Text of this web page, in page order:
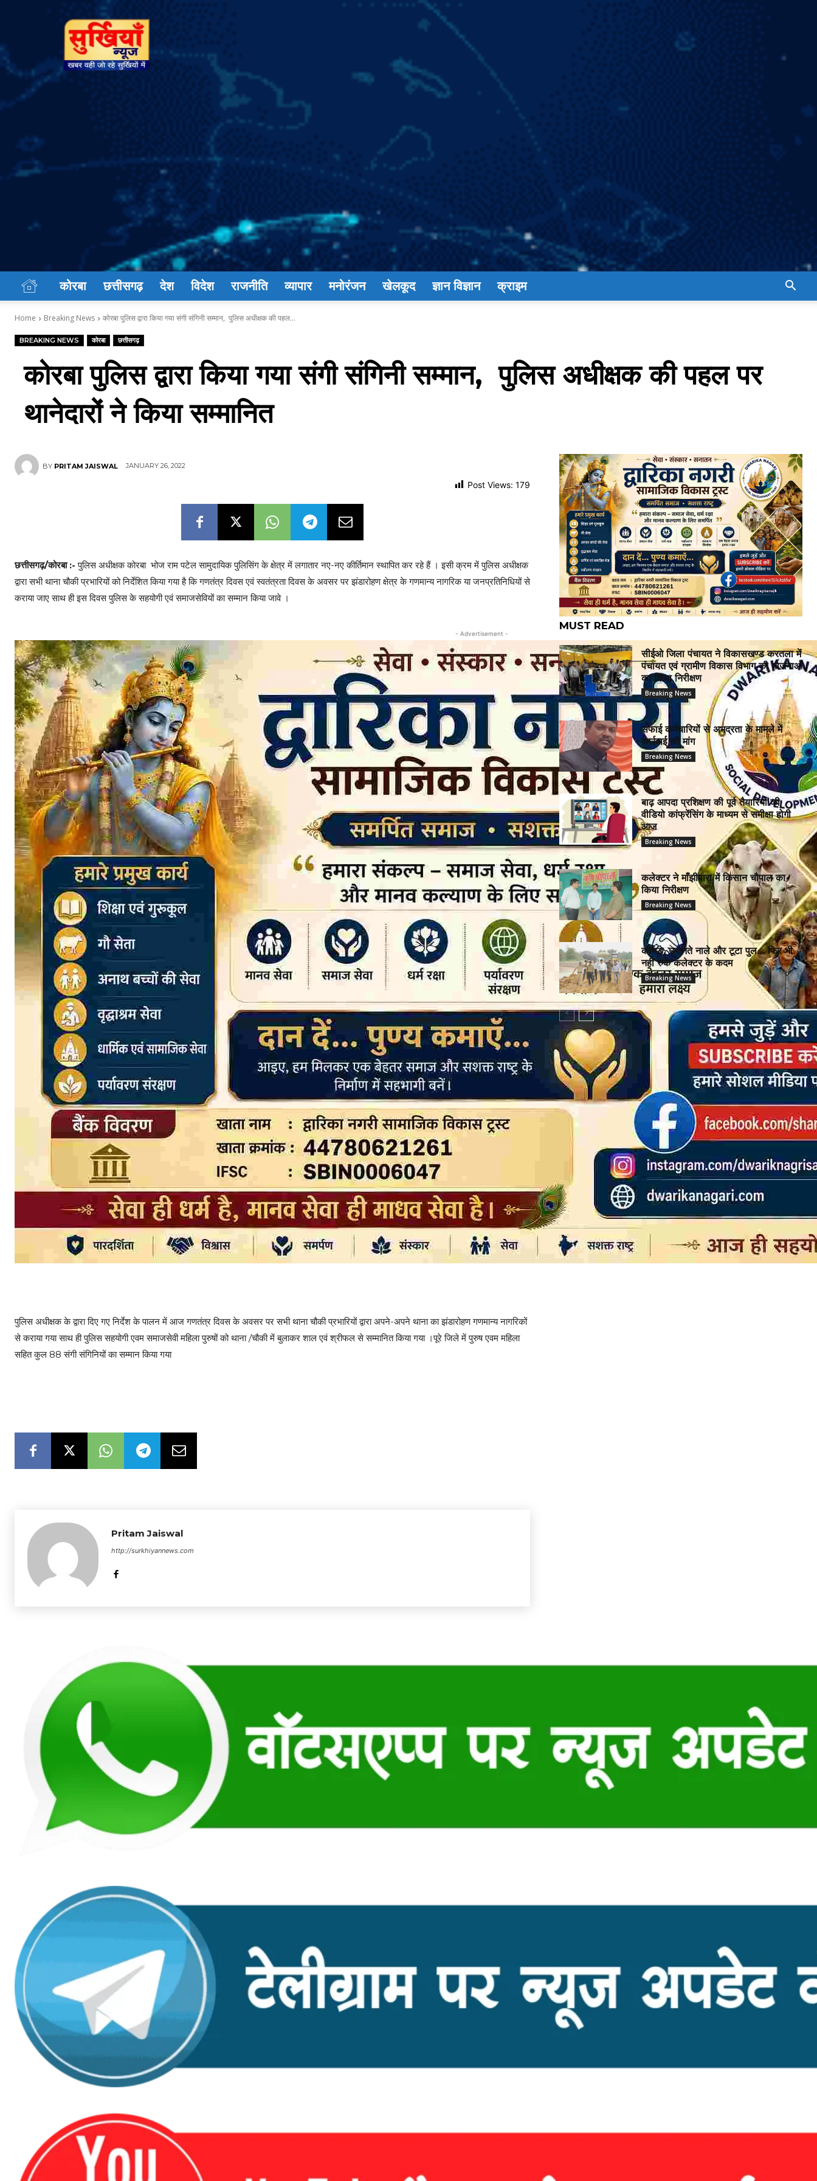
सुर्खियां
न्यूज़
कोरबा छत्तीसगढ़ देश विदेश राजनीति व्यापार मनोरंजन खेलकूद ज्ञान विज्ञान क्राइम
Home Breaking News कोरबा पुलिस द्वारा किया गया संगी संगिनी सम्मान, पुलिस अधीक्षक की पहल...
BREAKING NEWS कोरबा छत्तीसगढ़
कोरबा पुलिस द्वारा किया गया संगी संगिनी सम्मान, पुलिस अधीक्षक की पहल पर
थानेदारों ने किया सम्मानित
BY PRITAM JAISWAL JANUARY 26, 2022
Post Views: 179
छत्तीसगढ़/कोरबा :-पुलिस अधीक्षक कोरबा भोज राम पटेल सामुदायिक पुलिसिंग के क्षेत्र में लगातार नए-नए कीर्तिमान स्थापित कर रहे हैं । इसी क्रम में पुलिस अधीक्षक
द्वारा सभी थाना चौकी प्रभारियों को निर्देशित किया गया है कि गणतंत्र दिवस एवं स्वतंत्रता दिवस के अवसर पर झंडारोहण क्षेत्र के गणमान्य नागरिक या जनप्रतिनिधियों से
कराया जाए साथ ही इस दिवस पुलिस के सहयोगी एवं समाजसेवियों का सम्मान किया जावे ।
- Advertisement -
पुलिस अधीक्षक के द्वारा दिए गए निर्देश के पालन में आज गणतंत्र दिवस के अवसर पर सभी थाना चौकी प्रभारियों द्वारा अपने-अपने थाना का झंडारोहण गणमान्य नागरिकों
से कराया गया साथ ही पुलिस सहयोगी एवम समाजसेवी महिला पुरुषों को थाना /चौकी में बुलाकर शाल एवं श्रीफल से सम्मानित किया गया ।पूरे जिले में पुरुष एवम महिला
सहित कुल 88 संगी संगिनियों का सम्मान किया गया
Pritam Jaiswal
http://surkhiyannews.com
MUST READ
सीईओ जिला पंचायत ने विकासखण्ड करतला में
पंचायत एवं ग्रामीण विकास विभाग की योजनाओं
का किया निरीक्षण
Breaking News
सफाई कर्मचारियों से अभद्रता के मामले में
कार्रवाई की मांग
Breaking News
बाढ़ आपदा प्रशिक्षण की पूर्व तैयारियों की
वीडियो कांफ्रेंसिंग के माध्यम से समीक्षा होगी
आज
Breaking News
कलेक्टर ने माँझीपारा में किसान चौपाल का
किया निरीक्षण
Breaking News
कीचड़, उफनते नाले और टूटा पुल… फिर भी
नहीं रुके कलेक्टर के कदम
Breaking News